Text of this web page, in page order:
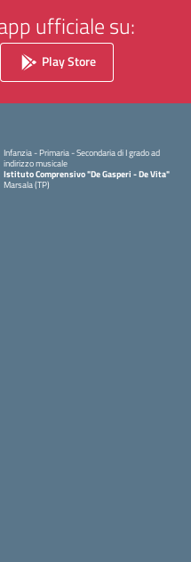
ufficiale su:
Play Store
Infanzia - Primaria - Secondaria di I grado ad
indirizzo musicale
Istituto Comprensivo "De Gasperi - De Vita"
Marsala (TP)